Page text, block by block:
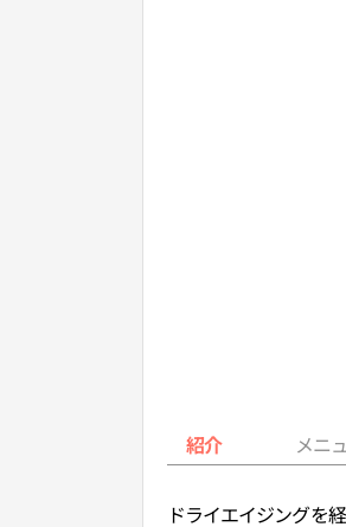
紹介 メニ
ドライエイジングを